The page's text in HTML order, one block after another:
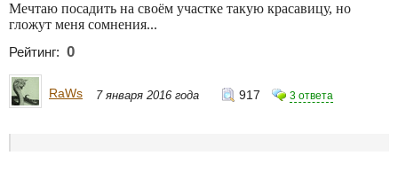
Мечтаю посадить на своём участке такую красавицу, но
гложут меня сомнения...
Рейтинг: 0
RaWs 7 января 2016 года 917 3 ответа